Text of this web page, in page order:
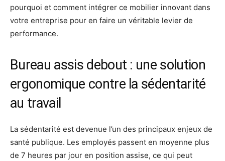
pourquoi et comment intégrer ce mobilier innovant dans
votre entreprise pour en faire un véritable levier de
performance.
Bureau assis debout : une solution
ergonomique contre la sédentarité
au travail
La sédentarité est devenue l’un des principaux enjeux de
santé publique. Les employés passent en moyenne plus
de 7 heures par jour en position assise, ce qui peut